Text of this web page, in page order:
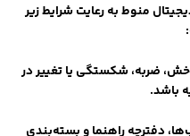
منوط به رعایت شرایط زیر
خش، ضربه، شکستگی یا تغییر در
باشد.
دفترچه راهنما و بسته‌بندی